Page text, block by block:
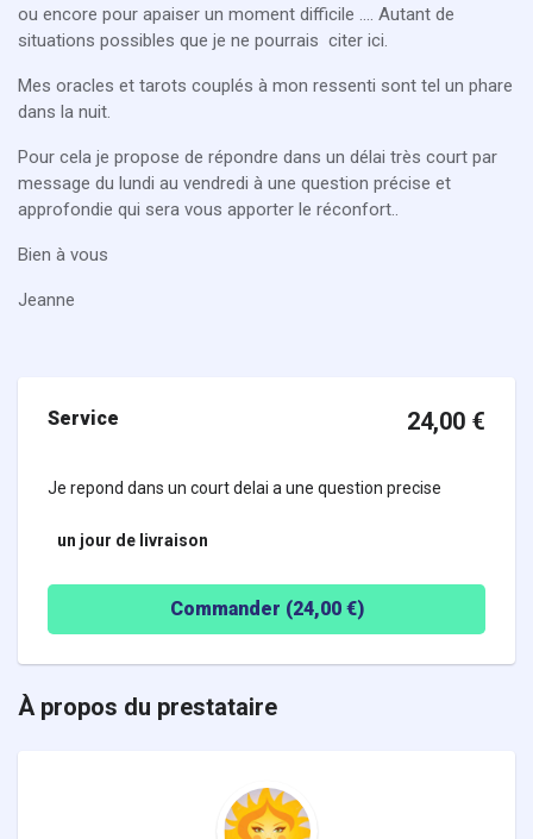
ou encore pour apaiser un moment difficile .... Autant de
situations possibles que je ne pourrais citer ici.
Mes oracles et tarots couplés à mon ressenti sont tel un phare
dans la nuit.
Pour cela je propose de répondre dans un délai très court par
message du lundi au vendredi à une question précise et
approfondie qui sera vous apporter le réconfort..
Bien à vous
Jeanne
Service 24,00 €
Je repond dans un court delai a une question precise
un jour de livraison
Commander (24,00€)
À propos du prestataire